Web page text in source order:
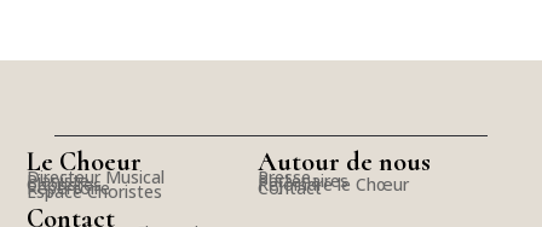
Le Choeur
Directeur Musical
Pianiste
Choristes
Répertoire
Espace Choristes
Autour de nous
Presse
Partenaires
Rejoindre le Chœur
Contact
Contact